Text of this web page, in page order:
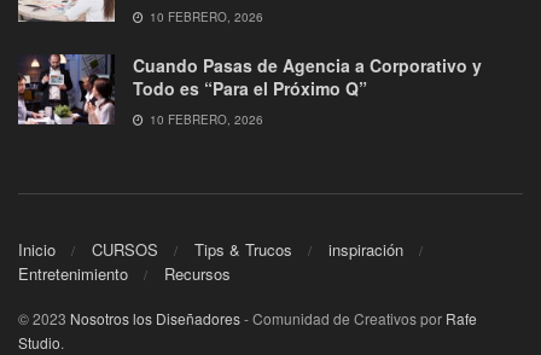
10 FEBRERO, 2026
Cuando Pasas de Agencia a Corporativo y
Todo es “Para el Próximo Q”
10 FEBRERO, 2026
Inicio CURSOS Tips & Trucos
inspiración
Entretenimiento
Recursos
© 2023 Nosotros los Diseñadores- Comunidad de Creativos por Rafe
Studio.